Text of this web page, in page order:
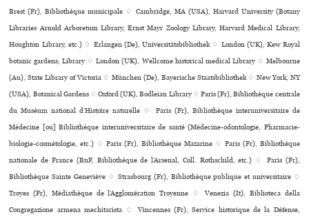
Brest (Fr), Bibliothèque muni­ci­pale ♢ Cambridge, MA (USA), Harvard University (Botany
Libraries Arnold Arboretum Library, Ernst Mayr Zoology Library, Harvard Medical Library,
Houghton Library, etc.) ♢ Erlangen (De), Universitätsbibliothek ♢ London (UK), Kew Royal
botanic gardens, Library ♢ London (UK), Wellcome his­to­ri­cal medi­cal Library ♢ Melbourne
(Au), State Library of Victoria ♢ München (De), Bayerische Staatsbibliothek ♢ New York, NY
(USA), Botanical Gardens ♢ Oxford (UK), Bodleian Library ♢ Paris (Fr), Bibliothèque cen­trale
du Muséum natio­nal d’Histoire natu­relle ♢ Paris (Fr), Bibliothèque inte­ru­ni­ver­si­taire de
Médecine [ou] Bibliothèque inte­ru­ni­ver­si­taire de santé (Médecine-odon­to­lo­gie, Pharmacie-
bio­lo­gie-cos­mé­to­lo­gie, etc.) ♢ Paris (Fr), Bibliothèque Mazarine ♢ Paris (Fr), Bibliothèque
nationale de France (BnF, Bibliothèque de l’Arsenal, Coll. Rothschild, etc.) ♢ Paris (Fr),
Bibliothèque Sainte Geneviève ♢ Strasbourg (Fr), Bibliothèque publi­que et uni­ver­si­taire ♢
Troyes (Fr), Médiathèque de l’Agglomération Troyenne ♢ Venezia (It), Biblioteca della
Congregazione armena mechitarista ♢ Vincennes (Fr), Service historique de la Défense,